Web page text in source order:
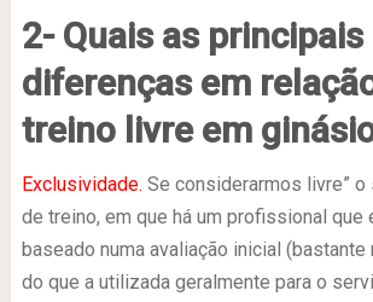
2- Quais as principais
diferenças em
treino livre em
Exclusividade. Se considerarmos livre”
de treino, em que há um profissional que
baseado numa avaliação inicial
do que a utilizada geralmente para o